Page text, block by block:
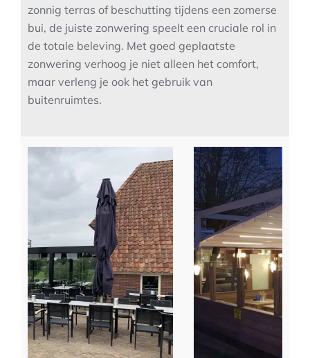
zonnig terras of beschutting tijdens een zomerse
bui, de juiste zonwering speelt een cruciale rol in
de totale beleving. Met goed geplaatste
zonwering verhoog je niet alleen het comfort,
maar verleng je ook het gebruik van
buitenruimtes.